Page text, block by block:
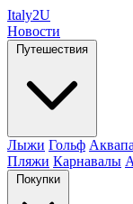
Italy2U
Новости
Путешествия
Лыжи Гольф
Пляжи Карнавалы
Покупки